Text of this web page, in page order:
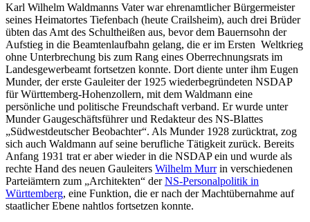
Karl Wilhelm Waldmanns Vater war ehrenamtlicher Bürgermeister
seines Heimatortes Tiefenbach (heute Crailsheim), auch drei Brüder
übten das Amt des Schultheißen aus, bevor dem Bauernsohn der
Aufstieg in die Beamtenlaufbahn gelang, die er im Ersten Weltkrieg
ohne Unterbrechung bis zum Rang eines Oberrechnungsrats im
Landesgewerbeamt fortsetzen konnte. Dort diente unter ihm Eugen
Munder, der erste Gauleiter der 1925 wiederbegründeten NSDAP
für Württemberg-Hohenzollern, mit dem Waldmann eine
persönliche und politische Freundschaft verband. Er wurde unter
Munder Gaugeschäftsführer und Redakteur des NS-Blattes
„Südwestdeutscher Beobachter“. Als Munder 1928 zurücktrat, zog
sich auch Waldmann auf seine berufliche Tätigkeit zurück. Bereits
Anfang 1931 trat er aber wieder in die NSDAP ein und wurde als
rechte Hand des neuen Gauleiters Wilhelm Murrin verschiedenen
Parteiämtern zum „Architekten“ derNS-Personalpolitik in
Württemberg, eine Funktion, die er nach der Machtübernahme auf
staatlicher Ebene nahtlos fortsetzen konnte.